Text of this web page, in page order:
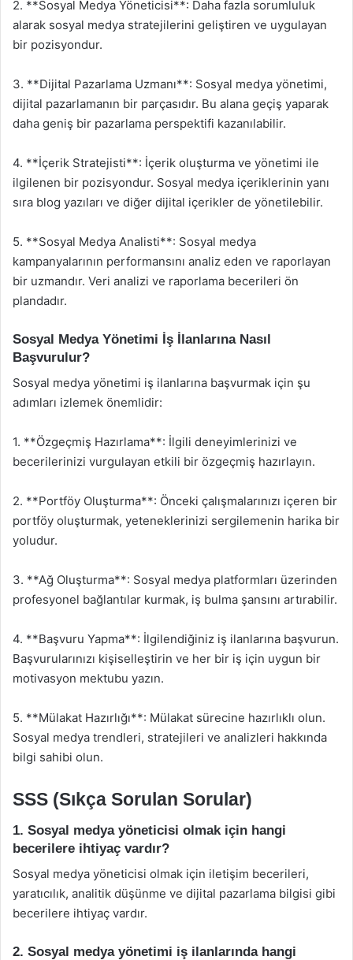
2. **Sosyal Medya Yöneticisi**: Daha fazla sorumluluk
alarak sosyal medya stratejilerini geliştiren ve uygulayan
bir pozisyondur.
3. **Dijital Pazarlama Uzmanı**: Sosyal medya yönetimi,
dijital pazarlamanın bir parçasıdır. Bu alana geçiş yaparak
daha geniş bir pazarlama perspektifi kazanılabilir.
4. **İçerik Stratejisti**: İçerik oluşturma ve yönetimi ile
ilgilenen bir pozisyondur. Sosyal medya içeriklerinin yanı
sıra blog yazıları ve diğer dijital içerikler de yönetilebilir.
5. **Sosyal Medya Analisti**: Sosyal medya
kampanyalarının performansını analiz eden ve raporlayan
bir uzmandır. Veri analizi ve raporlama becerileri ön
plandadır.
Sosyal Medya Yönetimi İş İlanlarına Nasıl
Başvurulur?
Sosyal medya yönetimi iş ilanlarına başvurmak için şu
adımları izlemek önemlidir:
1. **Özgeçmiş Hazırlama**: İlgili deneyimlerinizi ve
becerilerinizi vurgulayan etkili bir özgeçmiş hazırlayın.
2. **Portföy Oluşturma**: Önceki çalışmalarınızı içeren bir
portföy oluşturmak, yeteneklerinizi sergilemenin harika bir
yoludur.
3. **Ağ Oluşturma**: Sosyal medya platformları üzerinden
profesyonel bağlantılar kurmak, iş bulma şansını artırabilir.
4. **Başvuru Yapma**: İlgilendiğiniz iş ilanlarına başvurun.
Başvurularınızı kişiselleştirin ve her bir iş için uygun bir
motivasyon mektubu yazın.
5. **Mülakat Hazırlığı**: Mülakat sürecine hazırlıklı olun.
Sosyal medya trendleri, stratejileri ve analizleri hakkında
bilgi sahibi olun.
SSS (Sıkça Sorulan Sorular)
1. Sosyal medya yöneticisi olmak için hangi
becerilere ihtiyaç vardır?
Sosyal medya yöneticisi olmak için iletişim becerileri,
yaratıcılık, analitik düşünme ve dijital pazarlama bilgisi gibi
becerilere ihtiyaç vardır.
2. Sosyal medya yönetimi iş ilanlarında hangi